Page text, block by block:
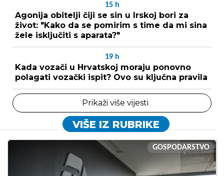
15 h
Agonija obitelji čiji se sin u Irskoj bori za
život: "Kako da se pomirim s time da mi sina
žele isključiti s aparata?"
19 h
Kada vozači u Hrvatskoj moraju ponovno
polagati vozački ispit? Ovo su ključna pravila
Prikaži više vijesti
VIŠE IZ RUBRIKE
GOSPODARSTVO